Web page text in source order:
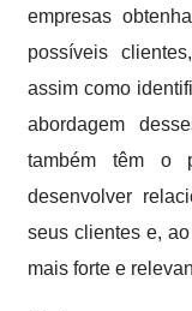
empresas
possíveis
assim como
abordagem
também têm o
desenvolver
seus clientes e,
mais forte e